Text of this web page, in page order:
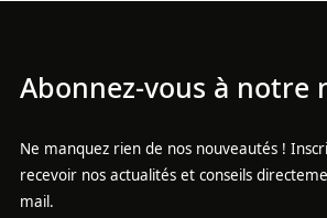
Abonnez-vous à notre
Ne manquez rien de nos nouveautés !
recevoir nos actualités et conseils
mail.